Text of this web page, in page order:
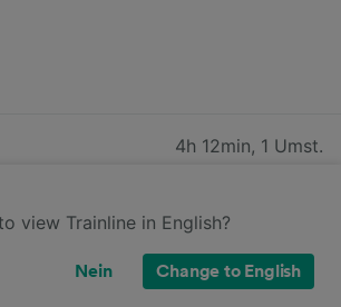
4h 12min, 1 Umst.
view Trainline in English?
Nein Change to English